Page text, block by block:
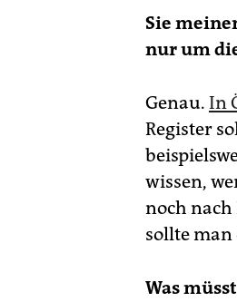
Sie
nur um
Genau. In
Register
wissen,
noch nach
sollte
Was